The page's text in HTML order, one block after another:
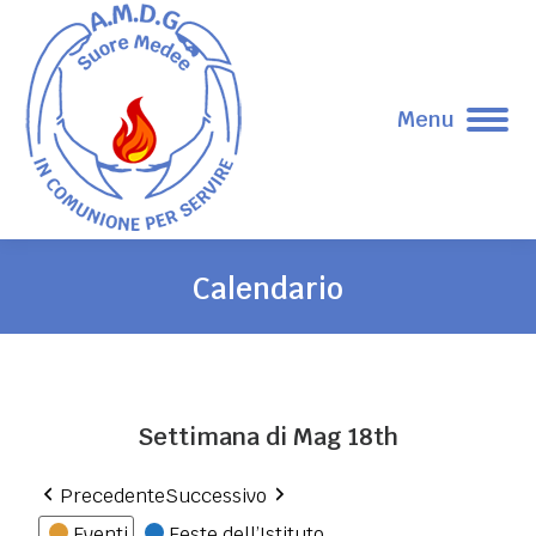
Menu
Calendario
Tu sei qui:
Settimana di Mag 18th
PrecedenteSuccessivo